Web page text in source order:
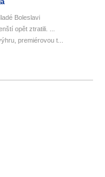
Boleslavi
opět ztratili. ...
premiérovou t...